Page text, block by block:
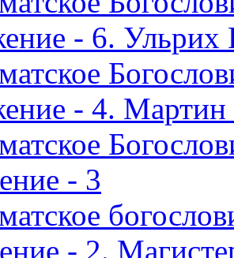
- 6. Ульрих
- 4.
- 3
- 2.